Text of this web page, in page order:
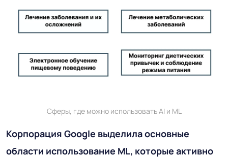
Сферы, где можно использовать AI и ML
Корпорация Google выделила основные
области использование ML, которые активно